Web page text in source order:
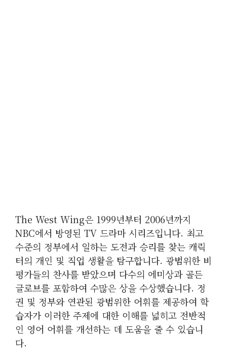
The West Wing은 1999년부터 2006년까지
NBC에서 방영된 TV 드라마 시리즈입니다. 최고
수준의 정부에서 일하는 도전과 승리를 찾는 캐릭
터의 개인 및 직업 생활을 탐구합니다. 광범위한 비
평가들의 찬사를 받았으며 다수의 에미상과 골든
글로브를 포함하여 수많은 상을 수상했습니다. 정
권 및 정부와 연관된 광범위한 어휘를 제공하여 학
습자가 이러한 주제에 대한 이해를 넓히고 전반적
인 영어 어휘를 개선하는 데 도움을 줄 수 있습니
다.